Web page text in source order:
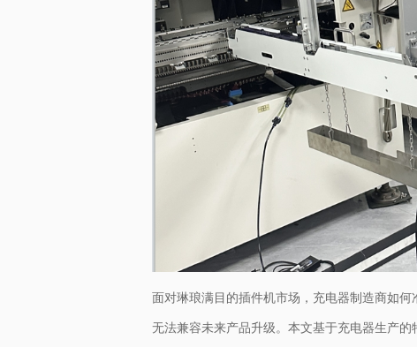
面对琳琅满目的插件机市场，充电器制造商如
无法兼容未来产品升级。本文基于充电器生产